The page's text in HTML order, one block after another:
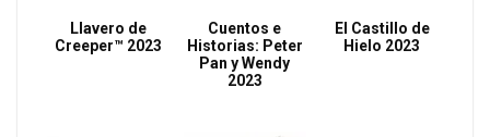
Llavero de
Creeper™ 2023
Cuentos e
Historias: Peter
Pan y Wendy
2023
El Castillo de
Hielo 2023